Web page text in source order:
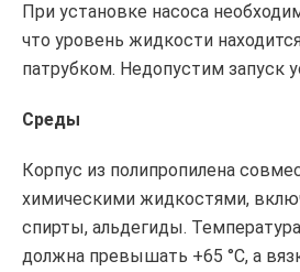
При установке насоса
что уровень жидкости
патрубком. Недопустим запуск
Среды
Корпус из полипропилена
химическими жидкостями,
спирты, альдегиды.
должна превышать +65 °C, а